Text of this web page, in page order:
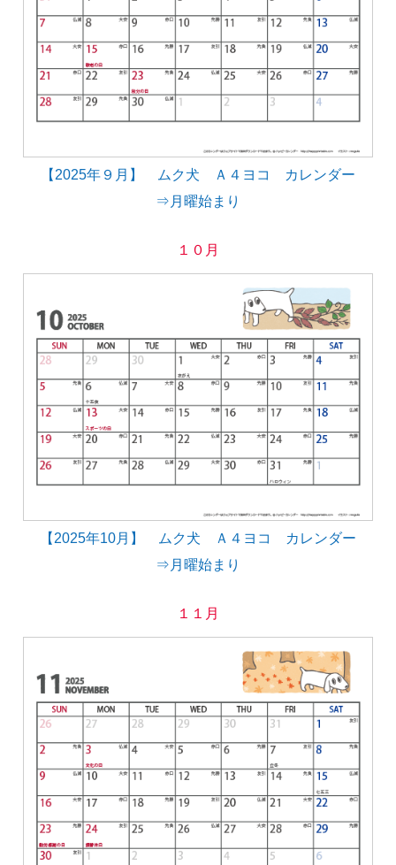
【2025年９月】 ムク犬 Ａ４ヨコ カレンダー
⇒月曜始まり
１０月
【2025年10月】 ムク犬 Ａ４ヨコ カレンダー
⇒月曜始まり
１１月